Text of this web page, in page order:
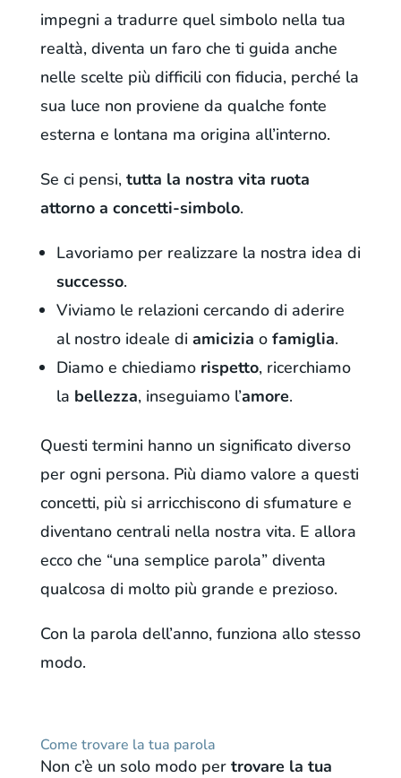
impegni a tradurre quel simbolo nella tua
realtà, diventa un faro che ti guida anche
nelle scelte più difficili con fiducia, perché la
sua luce non proviene da qualche fonte
esterna e lontana ma origina all’interno.
Se ci pensi, tutta la nostra vita ruota
attorno a concetti-simbolo.
Lavoriamo per realizzare la nostra idea di
successo.
Viviamo le relazioni cercando di aderire
al nostro ideale di amicizia o famiglia.
Diamo e chiediamo rispetto, ricerchiamo
la bellezza, inseguiamo l’amore.
Questi termini hanno un significato diverso
per ogni persona. Più diamo valore a questi
concetti, più si arricchiscono di sfumature e
diventano centrali nella nostra vita. E allora
ecco che “una semplice parola” diventa
qualcosa di molto più grande e prezioso.
Con la parola dell’anno, funziona allo stesso
modo.
Come trovare la tua parola
Non c’è un solo modo per trovare la tua